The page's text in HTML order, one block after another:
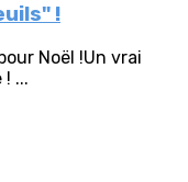
!
Noël !Un vrai
...